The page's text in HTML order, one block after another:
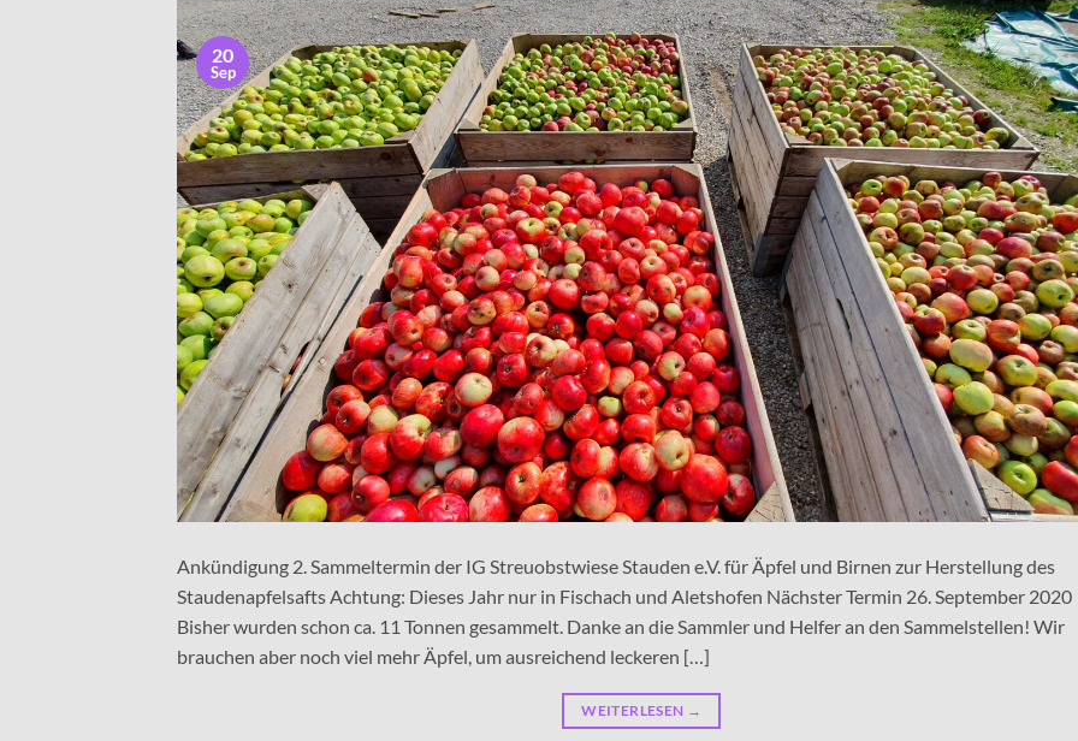
20
Sep
Ankündigung 2. Sammeltermin der IG Streuobstwiese Stauden e.V. für Äpfel und Birnen zur Herstellung des
Staudenapfelsafts Achtung: Dieses Jahr nur in Fischach und Aletshofen Nächster Termin 26. September 2020
Bisher wurden schon ca. 11 Tonnen gesammelt. Danke an die Sammler und Helfer an den Sammelstellen! Wir
brauchen aber noch viel mehr Äpfel, um ausreichend leckeren […]
WEITERLESEN →